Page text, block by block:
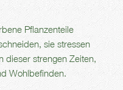
Pflanzenteile
sie stressen
dieser strengen Zeiten,
Wohlbefinden.